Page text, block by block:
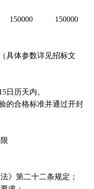
150000 150000
具体参数详见招标文
日历天内。
的合格标准并通过开封
》第二十二条规定；